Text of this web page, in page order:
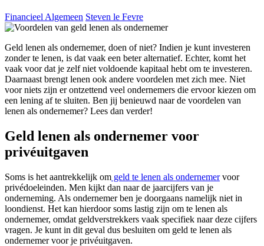
Financieel Algemeen Steven le Fevre
Geld lenen als ondernemer, doen of niet? Indien je kunt investeren
zonder te lenen, is dat vaak een beter alternatief. Echter, komt het
vaak voor dat je zelf niet voldoende kapitaal hebt om te investeren.
Daarnaast brengt lenen ook andere voordelen met zich mee. Niet
voor niets zijn er ontzettend veel ondernemers die ervoor kiezen om
een lening af te sluiten. Ben jij benieuwd naar de voordelen van
lenen als ondernemer? Lees dan verder!
Geld lenen als ondernemer voor
privéuitgaven
Soms is het aantrekkelijk om geld te lenen als ondernemervoor
privédoeleinden. Men kijkt dan naar de jaarcijfers van je
onderneming. Als ondernemer ben je doorgaans namelijk niet in
loondienst. Het kan hierdoor soms lastig zijn om te lenen als
ondernemer, omdat geldverstrekkers vaak specifiek naar deze cijfers
vragen. Je kunt in dit geval dus besluiten om geld te lenen als
ondernemer voor je privéuitgaven.